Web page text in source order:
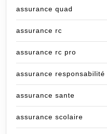
assurance quad
assurance rc
assurance rc pro
assurance responsabilité
assurance sante
assurance scolaire